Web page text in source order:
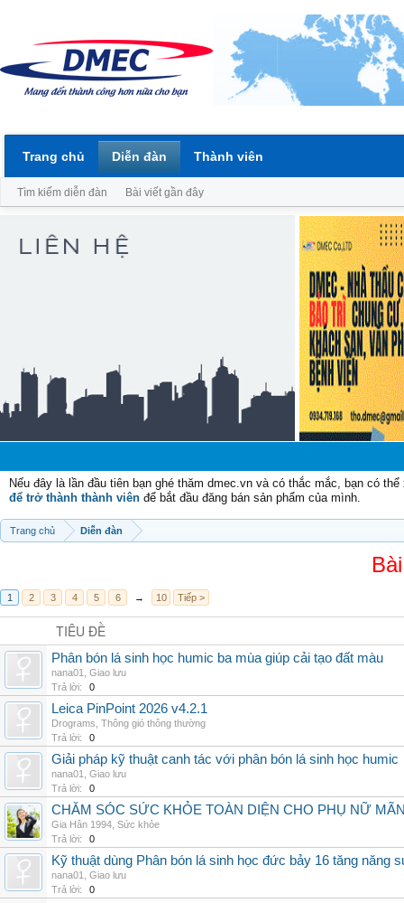
Nếu đây là lần đầu tiên bạn ghé thăm dmec.vn và có thắc mắc, bạn có
để trở thành thành viên để bắt đầu đăng bán sản phẩm của mình.
Trang chủ Diễn đàn
1 2 3 4 5 6 → 10 Tiếp >
TIÊU ĐỀ
Phân bón lá sinh học humic ba mùa giúp cải tạo đất màu
nana01
Giao lưu
Trả lời:
0
Leica PinPoint 2026 v4.2.1
Drograms Thông gió thông thường
Trả lời:
0
Giải pháp kỹ thuật canh tác với phân bón lá sinh học humic
nana01
Giao lưu
Trả lời:
0
CHĂM SÓC SỨC KHỎE TOÀN DIỆN CHO PHỤ NỮ
Gia Hân 1994 Sức khỏe
Trả lời:
0
Kỹ thuật dùng Phân bón lá sinh học đức bảy 16 tăng năng
nana01
Giao lưu
Trả lời:
0
Trang chủ Diễn đàn
Tìm kiếm diễn đàn Bài viết gần đây
Thành viên